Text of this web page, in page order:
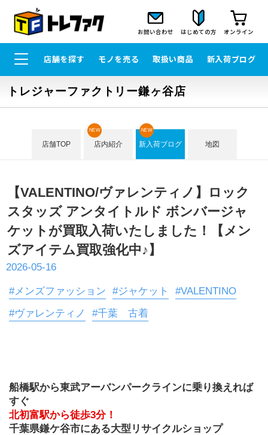
お問い合わせ はじめての方 オンライン
店舗を探す モノを売る 取扱い商品 新入荷ブログ
トレジャーファクトリー鎌ヶ谷店
店舗TOP 店内紹介
NEW
新入荷ブログ
NEW
地図
【VALENTINO/ヴァレンティノ】ロック
スタッズ アンタイトルド ボンバージャ
ケットが買取入荷いたしました！【メン
ズアイテム買取強化中♪】
2026-05-16
#メンズファッション #ジャケット
#VALENTINO
#ヴァレンティノ
#千葉 古着
船橋駅から東武アーバンパークラインに乗り換えれば
すぐ
北初富駅から徒歩3分！
千葉県鎌ケ谷市にある大型リサイクルショップ